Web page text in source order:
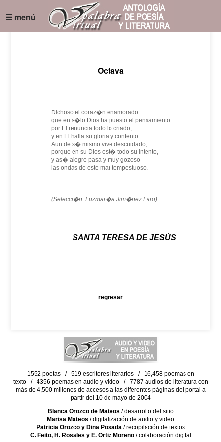
☰ menú
Octava
Dichoso el coraz�n enamorado
que en s�lo Dios ha puesto el pensamiento
por El renuncia todo lo criado,
y en El halla su gloria y contento.
Aun de s� mismo vive descuidado,
porque en su Dios est� todo su intento,
y as� alegre pasa y muy gozoso
las ondas de este mar tempestuoso.
(Selecci�n: Luzmar�a Jim�nez Faro)
SANTA TERESA DE JESÚS
regresar
1552 poetas / 519 escritores literarios / 16,458 poemas en
texto / 4356 poemas en audio y video / 7787 audios de literatura con
más de 4,500 millones de accesos a las diferentes páginas del portal a
partir del 10 de mayo de 2004
Blanca Orozco de Mateos / desarrollo del sitio
Marisa Mateos / digitalización de audio y video
Patricia Orozco y Dina Posada/ recopilación de textos
C. Feito, H. Rosales y E. Ortiz Moreno/ colaboración digital